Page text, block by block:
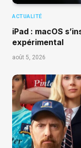
ACTUALITÉ
iPad : macOS
expérimental
août 5, 2026